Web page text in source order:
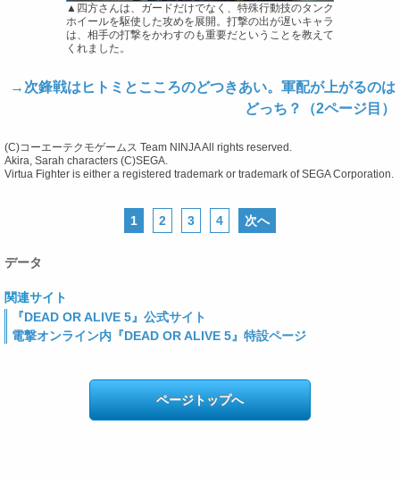
▲四方さんは、ガードだけでなく、特殊行動技のタンク
ホイールを駆使した攻めを展開。打撃の出が遅いキャラ
は、相手の打撃をかわすのも重要だということを教えて
くれました。
→次鋒戦はヒトミとこころのどつきあい。軍配が上がるのは
どっち？（2ページ目）
(C)コーエーテクモゲームス Team NINJA All rights reserved.
Akira, Sarah characters (C)SEGA.
Virtua Fighter is either a registered trademark or trademark of SEGA Corporation.
1 2 3 4 次へ
データ
関連サイト
『DEAD OR ALIVE 5』公式サイト
電撃オンライン内『DEAD OR ALIVE 5』特設ページ
ページトップへ